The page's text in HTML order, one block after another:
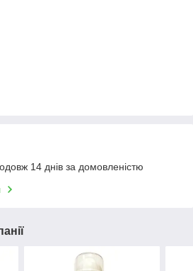
14 днів за домовленістю